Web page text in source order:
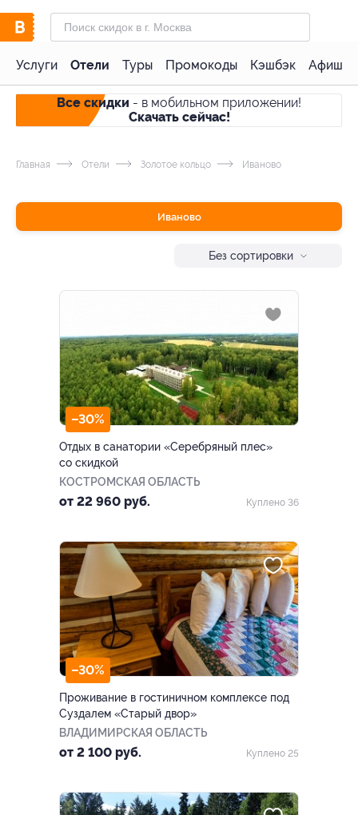
Услуги Отели Туры Промокоды Кэшбэк Афиша
Все скидки - в мобильном приложении!
Скачать сейчас!
Главная Отели Золотое кольцо Иваново
Иваново
Без сортировки
–30%
Отдых в санатории «Серебряный плес»
со скидкой
КОСТРОМСКАЯ ОБЛАСТЬ
от 22 960 руб. Куплено 36
–30%
Проживание в гостиничном комплексе под
Суздалем «Старый двор»
ВЛАДИМИРСКАЯ ОБЛАСТЬ
от 2 100 руб. Куплено 25